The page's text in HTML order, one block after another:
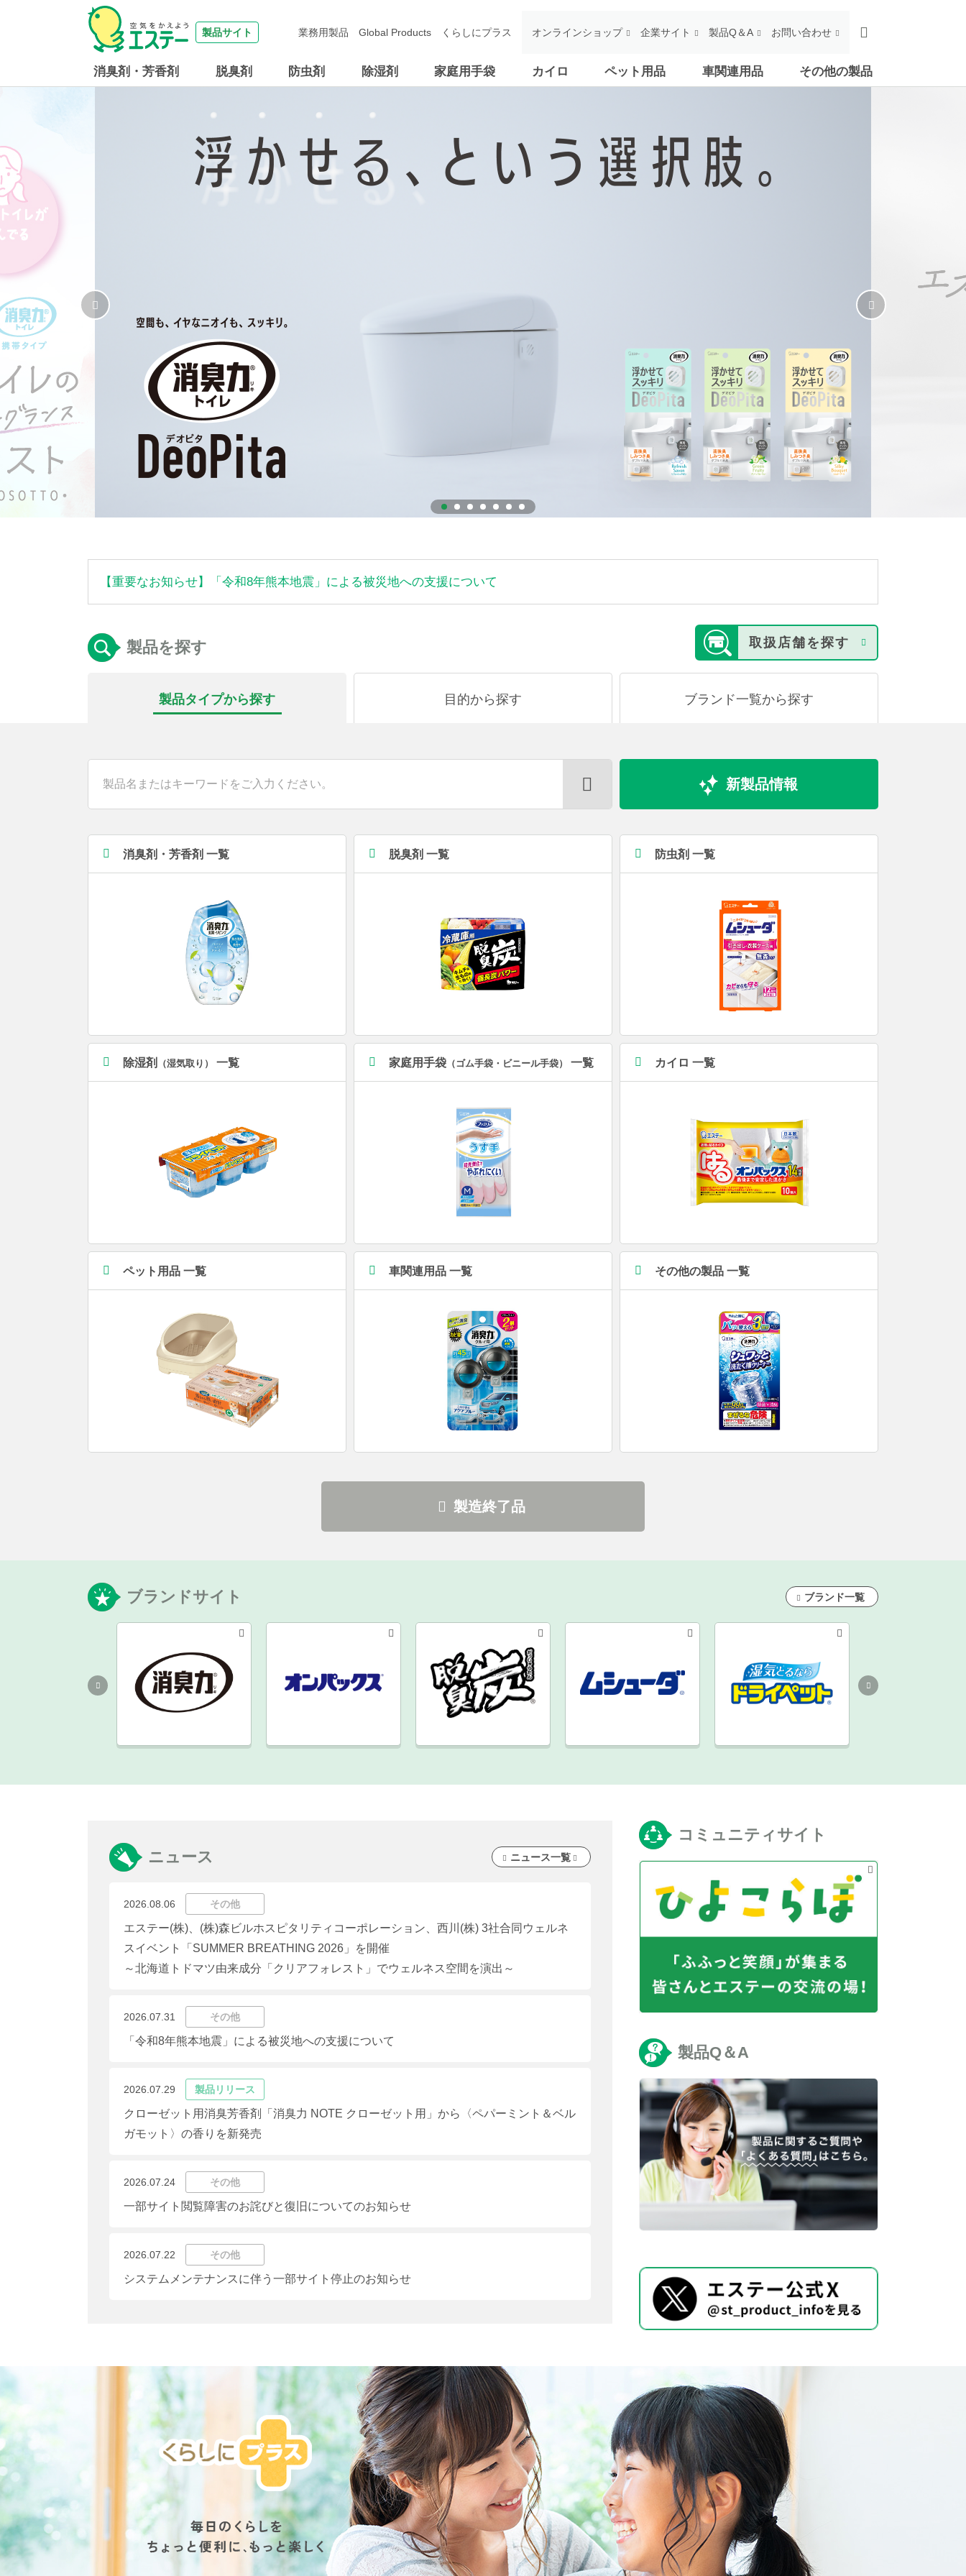
製品サイト
消臭剤・芳香剤 脱臭剤 防虫剤 除湿剤 家庭用手袋 カイロ ペット用品 車関連用品 その他の製品
業務用製品 Global Products くらしにプラス オンラインショップ 企業サイト 製品Q＆A お問い合わせ
【重要なお知らせ】「令和8年熊本地震」による被災地への支援について
取扱店舗を探す
製品を探す
製品タイプから探す 目的から探す ブランド一覧から探す
新製品情報
消臭剤・芳香剤 一覧 脱臭剤 一覧 防虫剤 一覧
除湿剤 （湿気取り） 一覧 家庭用手袋 （ゴム手袋・ビニール手袋） 一覧 カイロ 一覧
ペット用品 一覧 車関連用品 一覧 その他の製品 一覧
製造終了品
ブランド一覧
ブランドサイト
ニュース一覧
ニュース
2026.08.06 その他
エステー(株)、(株)森ビルホスピタリティコーポレーション、西川(株) 3社合同ウェルネ
スイベント「SUMMER BREATHING 2026」を開催
～北海道トドマツ由来成分「クリアフォレスト」でウェルネス空間を演出～
2026.07.31 その他
「令和8年熊本地震」による被災地への支援について
2026.07.29 製品リリース
クローゼット用消臭芳香剤「消臭力 NOTE クローゼット用」から〈ペパーミント＆ベル
ガモット〉の香りを新発売
2026.07.24 その他
一部サイト閲覧障害のお詫びと復旧についてのお知らせ
2026.07.22 その他
システムメンテナンスに伴う一部サイト停止のお知らせ
コミュニティサイト
製品Q＆A